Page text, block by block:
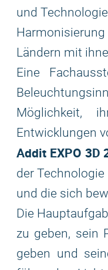
und
Ländern mit
Eine
Möglichkeit,
Entwicklungen
Addit EXPO 3D
der
und die sich
Die
zu geben, sein
geben und